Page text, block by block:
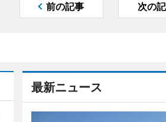
前の記事 次の
最新ニュース